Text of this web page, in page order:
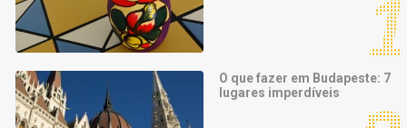
O que fazer em Budapeste: 7
lugares imperdíveis